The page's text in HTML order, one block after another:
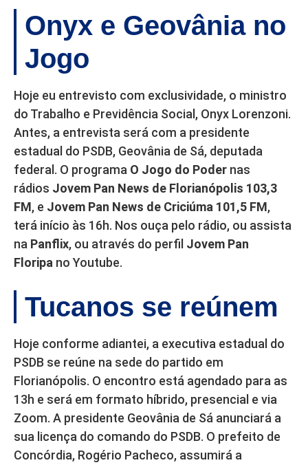
Onyx e Geovânia no
Jogo
Hoje eu entrevisto com exclusividade, o ministro
do Trabalho e Previdência Social, Onyx Lorenzoni.
Antes, a entrevista será com a presidente
estadual do PSDB, Geovânia de Sá, deputada
federal. O programa O Jogo do Poder nas
rádios Jovem Pan News de Florianópolis 103,3
FM, e Jovem Pan News de Criciúma 101,5 FM,
terá início às 16h. Nos ouça pelo rádio, ou assista
na Panflix, ou através do perfil Jovem Pan
Floripa no Youtube.
Tucanos se reúnem
Hoje conforme adiantei, a executiva estadual do
PSDB se reúne na sede do partido em
Florianópolis. O encontro está agendado para as
13h e será em formato híbrido, presencial e via
Zoom. A presidente Geovânia de Sá anunciará a
sua licença do comando do PSDB. O prefeito de
Concórdia, Rogério Pacheco, assumirá a